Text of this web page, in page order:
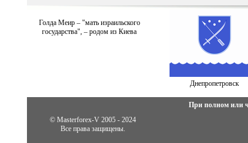
Голда Меир – "мать израильского
государства", – родом из Киева
Днепропетровск
При полном или
© Masterforex-V 2005 - 2024
Все права защищены.